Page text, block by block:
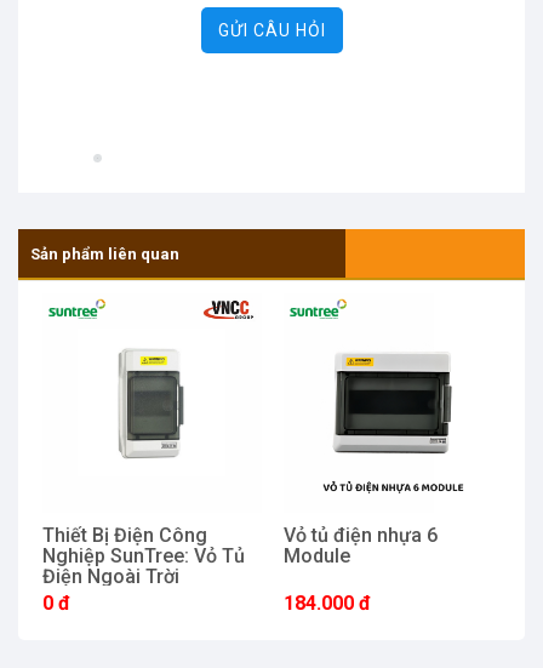
GỬI CÂU HỎI
Sản phẩm liên quan
Thiết Bị Điện Công
Nghiệp SunTree: Vỏ Tủ
Điện Ngoài Trời
PMH4PN
0 đ
Vỏ tủ điện nhựa 6
Module
184.000 đ